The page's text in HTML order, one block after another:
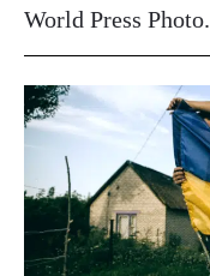
World Press Photo.